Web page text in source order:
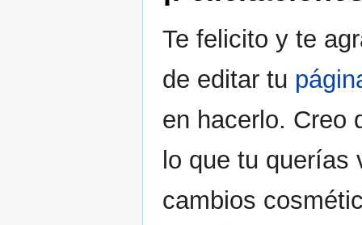
Te felicito y te
de editar tu
en hacerlo. Creo
lo que tu querías
cambios